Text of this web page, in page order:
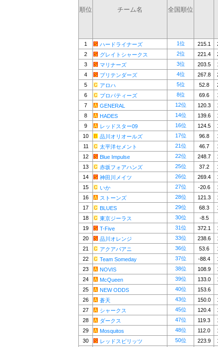
順位 チーム名 全国順位
1 ハードライナーズ 1位 215.1
2
グレイトシャークス 2位 221.4
3
マリナーズ 3位 203.5
4
プリテンダーズ 4位 267.8
5
アロハ 5位 52.8
6
プロパティーズ 8位 69.6
7
GENERAL 12位 120.3
8
HADES 14位 139.6
9
レッドスター09 16位 124.5
10
品川オリオールズ 17位 96.8
11
太平洋セメント 21位 46.7
12
Blue Impulse 22位 248.7
13
赤坂フォアハンズ 25位 37.2
14
神田川メイツ 26位 269.4
15
いか 27位 -20.6
16
ストーンズ 28位 121.3
17
BLUES 29位 68.3
18
東京ジーラス 30位 -8.5
19
T-Five 31位 372.1
20
品川オレンジ 33位 238.6
21
アクアパアニ 36位 53.6
22
Team Someday 37位 -88.4
23
NOVIS 38位 108.9
24
McQueen 39位 133.0
25
NEW ODDS 40位 153.6
26
蒼天 43位 150.0
27
シャークス 45位 120.4
28
ダークス 47位 119.3
29
Mosquitos 48位 112.0
30
レッドスピリッツ 50位 223.9